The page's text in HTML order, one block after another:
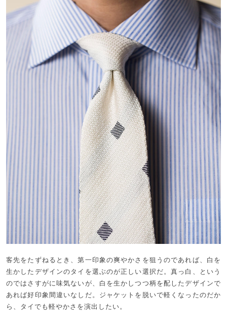
客先をたずねるとき、第一印象の爽やかさを狙うのであれば、白を
生かしたデザインのタイを選ぶのが正しい選択だ。真っ白、という
のではさすがに味気ないが、白を生かしつつ柄を配したデザインで
あれば好印象間違いなしだ。ジャケットを脱いで軽くなったのだか
ら、タイでも軽やかさを演出したい。